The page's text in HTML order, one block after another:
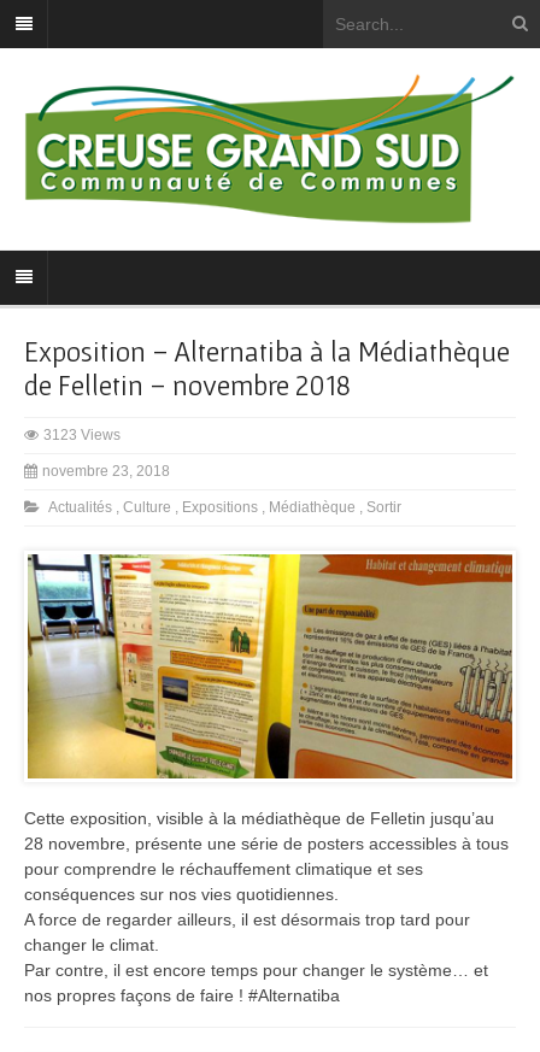
Exposition – Alternatiba à la Médiathèque
de Felletin – novembre 2018
3123 Views
novembre 23, 2018
Actualités , Culture , Expositions , Médiathèque , Sortir
Cette exposition, visible à la médiathèque de Felletin jusqu’au
28 novembre, présente une série de posters accessibles à tous
pour comprendre le réchauffement climatique et ses
conséquences sur nos vies quotidiennes.
A force de regarder ailleurs, il est désormais trop tard pour
changer le climat.
Par contre, il est encore temps pour changer le système… et
nos propres façons de faire ! #Alternatiba